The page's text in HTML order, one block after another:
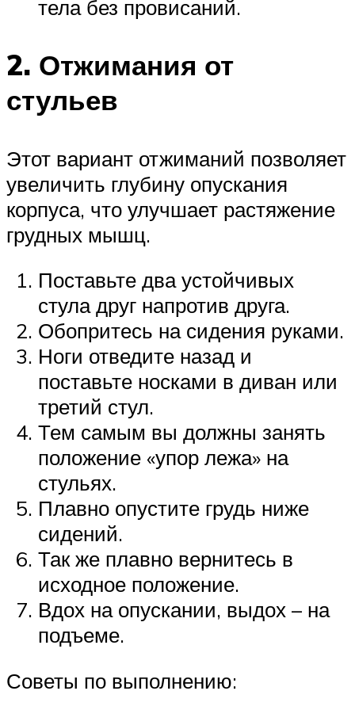
тела без провисаний.
2. Отжимания от
стульев
Этот вариант отжиманий позволяет
увеличить глубину опускания
корпуса, что улучшает растяжение
грудных мышц.
Поставьте два устойчивых
стула друг напротив друга.
Обопритесь на сидения руками.
Ноги отведите назад и
поставьте носками в диван или
третий стул.
Тем самым вы должны занять
положение «упор лежа» на
стульях.
Плавно опустите грудь ниже
сидений.
Так же плавно вернитесь в
исходное положение.
Вдох на опускании, выдох – на
подъеме.
Советы по выполнению: